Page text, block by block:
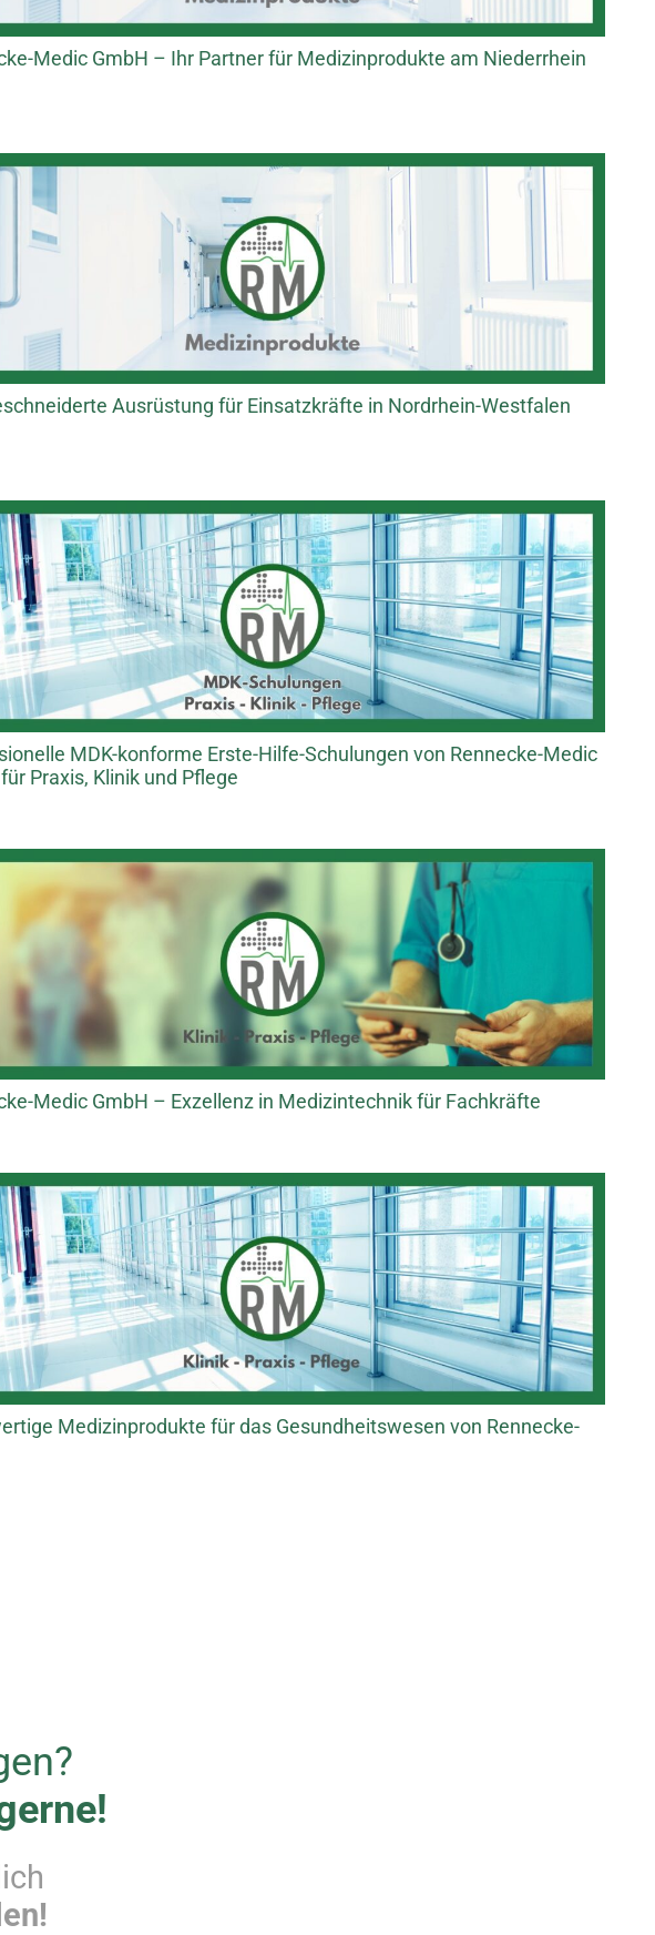
Medic GmbH – Ihr Partner für Medizinprodukte am Niederrhein
Ausrüstung für Einsatzkräfte in Nordrhein-Westfalen
MDK-konforme Erste-Hilfe-Schulungen von Rennecke-Medic
Praxis, Klinik und Pflege
Medic GmbH – Exzellenz in Medizintechnik für Fachkräfte
Medizinprodukte für das Gesundheitswesen von Rennecke-